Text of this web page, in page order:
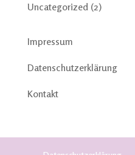
Uncategorized(2)
Impressum
Datenschutzerklärung
Kontakt